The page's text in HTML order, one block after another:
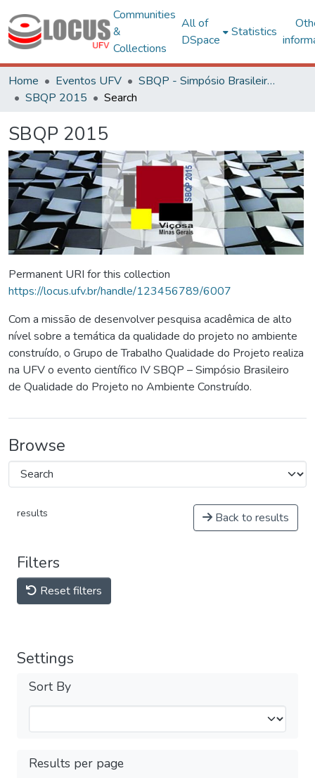
Communities
&
Collections
All of
DSpace
Statistics
Home Eventos UFV
SBQP - Simpósio Brasileiro de Qualidade do Projeto no Ambiente Construído
SBQP 2015
Search
SBQP 2015
Permanent URI for this collection
https://locus.ufv.br/handle/123456789/6007
Com a missão de desenvolver pesquisa acadêmica de alto
nível sobre a temática da qualidade do projeto no ambiente
construído, o Grupo de Trabalho Qualidade do Projeto realiza
na UFV o evento científico IV SBQP – Simpósio Brasileiro
de Qualidade do Projeto no Ambiente Construído.
Browse
results Back to results
Filters
Reset filters
Settings
Sort By
Results per page